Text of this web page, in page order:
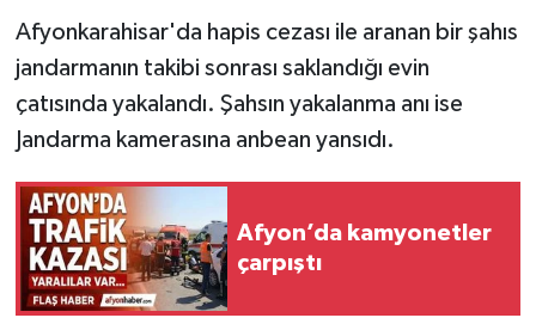
Afyonkarahisar'da hapis cezası ile aranan bir şahıs
jandarmanın takibi sonrası saklandığı evin
çatısında yakalandı. Şahsın yakalanma anı ise
Jandarma kamerasına anbean yansıdı.
Afyon’da kamyonetler
çarpıştı